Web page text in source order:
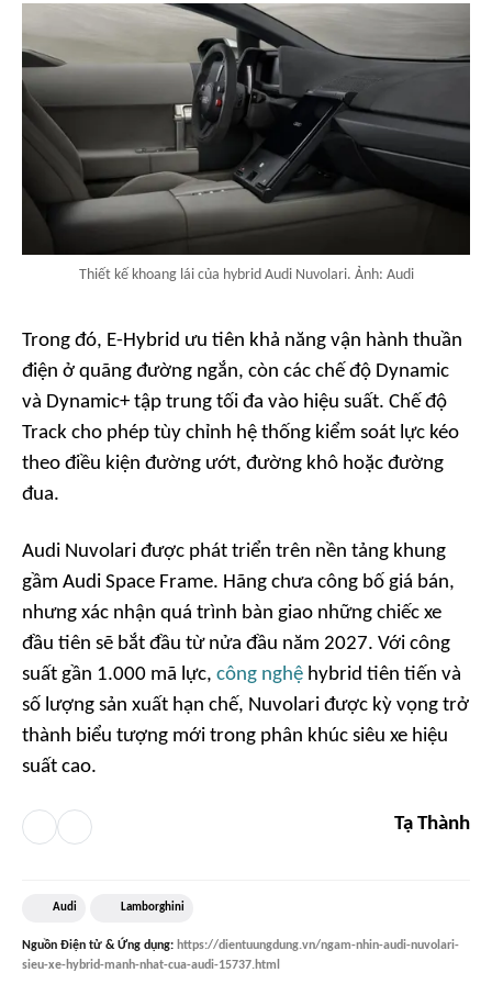
Thiết kế khoang lái của hybrid Audi Nuvolari. Ảnh: Audi
Trong đó, E-Hybrid ưu tiên khả năng vận hành thuần
điện ở quãng đường ngắn, còn các chế độ Dynamic
và Dynamic+ tập trung tối đa vào hiệu suất. Chế độ
Track cho phép tùy chỉnh hệ thống kiểm soát lực kéo
theo điều kiện đường ướt, đường khô hoặc đường
đua.
Audi Nuvolari được phát triển trên nền tảng khung
gầm Audi Space Frame. Hãng chưa công bố giá bán,
nhưng xác nhận quá trình bàn giao những chiếc xe
đầu tiên sẽ bắt đầu từ nửa đầu năm 2027. Với công
suất gần 1.000 mã lực, công nghệ hybrid tiên tiến và
số lượng sản xuất hạn chế, Nuvolari được kỳ vọng trở
thành biểu tượng mới trong phân khúc siêu xe hiệu
suất cao.
Tạ Thành
Audi Lamborghini
Nguồn Điện tử & Ứng dụng: https://dientuungdung.vn/ngam-nhin-audi-nuvolari-
sieu-xe-hybrid-manh-nhat-cua-audi-15737.html